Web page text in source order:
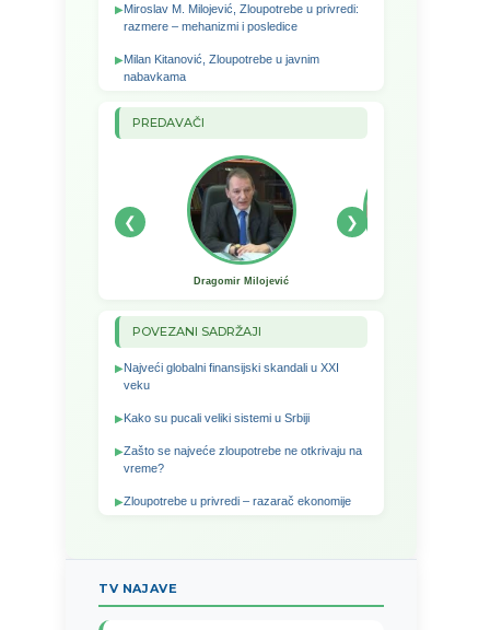
Miroslav M. Milojević, Zloupotrebe u privredi:
razmere – mehanizmi i posledice
Milan Kitanović, Zloupotrebe u javnim
nabavkama
PREDAVAČI
❮
Dragomir Milojević
❯
POVEZANI SADRŽAJI
Najveći globalni finansijski skandali u XXI
veku
Kako su pucali veliki sistemi u Srbiji
Zašto se najveće zloupotrebe ne otkrivaju na
vreme?
Zloupotrebe u privredi – razarač ekonomije
TV NAJAVE